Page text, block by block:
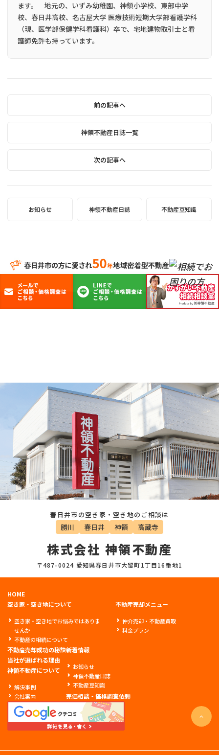
ます。 地元の、いずみ幼稚園、神領小学校、東部中学
校、春日井高校、名古屋大学 医療技術短期大学部看護学科
（現、医学部保健学科看護科）卒で、宅地建物取引士と看
護師免許も持っています。
前の記事へ
神領不動産日誌一覧
次の記事へ
お知らせ 神領不動産日誌 不動産豆知識
春日井市の空き家・空き地のご相談は
勝川 春日井 神領 高蔵寺
株式会社 神領不動産
〒487-0024 愛知県春日井市大留町1丁目16番地1
HOME
空き家・空き地について
空き家・空き地でお悩みではありま
せんか
不動産の相続について
不動産売却メニュー
仲介売却・不動産買取
料金プラン
不動産売却成功の秘訣
当社が選ばれる理由
神領不動産について
解決事例
会社案内
新着情報
お知らせ
神領不動産日誌
不動産豆知識
売価相談・価格調査依頼